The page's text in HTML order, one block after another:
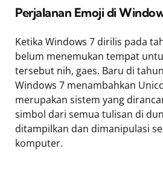
Perjalanan Emoji di
Ketika Windows 7 dirilis pada
belum menemukan tempat
tersebut nih, gaes. Baru di
Windows 7 menambahkan
merupakan sistem yang
simbol dari semua tulisan di
ditampilkan dan dimanipulasi
komputer.